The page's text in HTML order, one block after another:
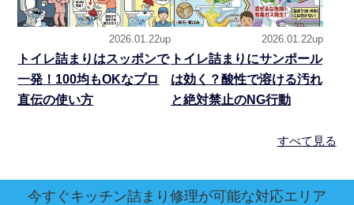
2026.01.22up
トイレ詰まりはスッポンで
一発！100均もOKなプロ
直伝の使い方
2026.01.22up
トイレ詰まりにサンポール
は効く？酸性で溶ける汚れ
と絶対禁止のNG行動
すべて見る
今すぐキッチン詰まり修理が可能な対応エリア